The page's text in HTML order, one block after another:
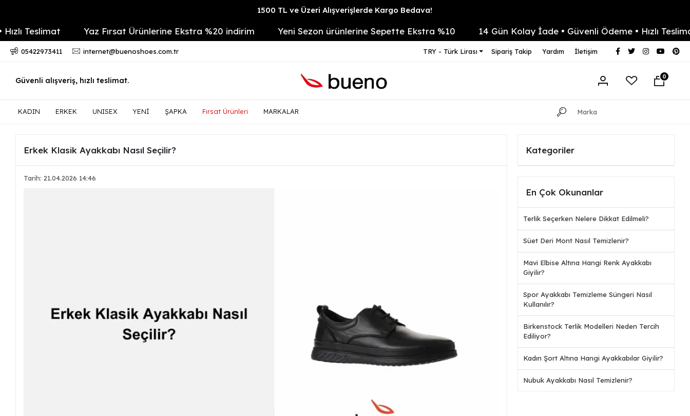
1500 TL ve Üzeri Alışverişlerde Kargo Bedava!
Yaz Fırsat Ürünlerine Ekstra %20 indirim Yeni Sezon ürünlerine Sepette Ekstra %10 14 Gün Kolay İade • Güvenli Ödeme • Hızlı Teslimat
05422973411 internet@buenoshoes.com.tr TRY - Türk Lirası Sipariş Takip Yardım İletişim
Güvenli alışveriş, hızlı teslimat. 0
KADIN ERKEK UNISEX YENİ ŞAPKA Fırsat Ürünleri MARKALAR
Erkek Klasik Ayakkabı Nasıl Seçilir?
Tarih: 21.04.2026 14:46
Kategoriler
En Çok Okunanlar
Terlik Seçerken Nelere Dikkat Edilmeli?
Süet Deri Mont Nasıl Temizlenir?
Mavi Elbise Altına Hangi Renk Ayakkabı
Giyilir?
Spor Ayakkabı Temizleme Süngeri Nasıl
Kullanılır?
Birkenstock Terlik Modelleri Neden Tercih
Ediliyor?
Kadın Şort Altına Hangi Ayakkabılar Giyilir?
Nubuk Ayakkabı Nasıl Temizlenir?